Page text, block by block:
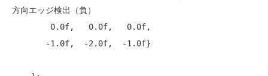
方向エッジ検出（負）